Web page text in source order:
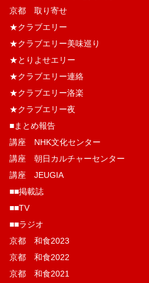
京都 取り寄せ
★クラブエリー
★クラブエリー美味巡り
★とりよせエリー
★クラブエリー連絡
★クラブエリー洛楽
★クラブエリー夜
■まとめ報告
講座 NHK文化センター
講座 朝日カルチャーセンター
講座 JEUGIA
■■掲載誌
■■TV
■■ラジオ
京都 和食2023
京都 和食2022
京都 和食2021